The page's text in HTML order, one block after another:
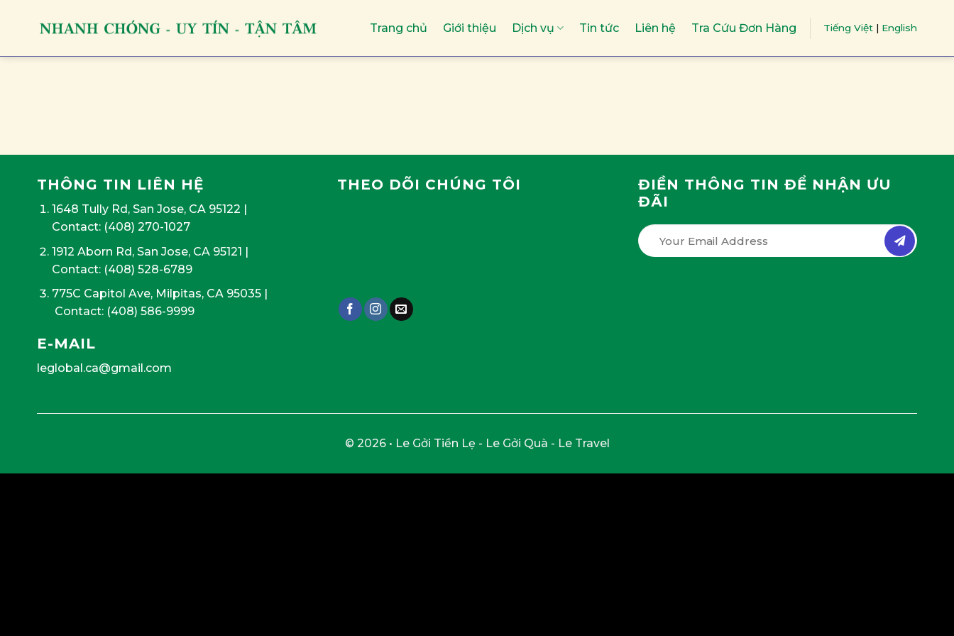
Trang chủ Giới thiệu Dịch vụ Tin tức Liên hệ Tra Cứu Đơn Hàng Tiếng Việt | English
THÔNG TIN LIÊN HỆ
1648 Tully Rd, San Jose, CA 95122 |
Contact: (408) 270-1027
1912 Aborn Rd, San Jose, CA 95121 |
Contact: (408) 528-6789
775C Capitol Ave, Milpitas, CA 95035|
Contact: (408) 586-9999
E-MAIL
leglobal.ca@gmail.com
THEO DÕI CHÚNG TÔI
ĐIỀN THÔNG TIN ĐỂ NHẬN ƯU
ĐÃI
© 2026 • Le Gởi Tiền Lẹ - Le Gởi Quà - Le Travel